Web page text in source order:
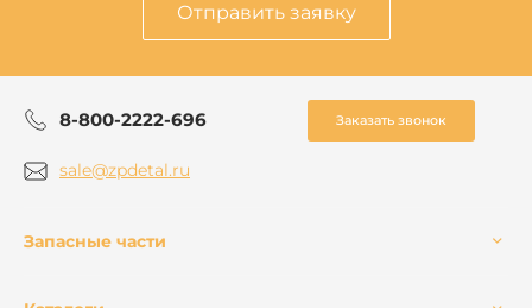
Отправить заявку
8-800-2222-696 Заказать звонок
sale@zpdetal.ru
Запасные части